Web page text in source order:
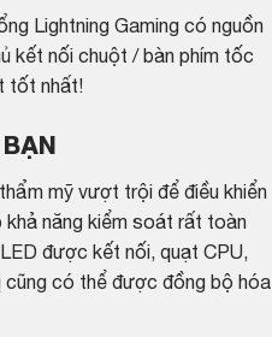
Lightning Gaming có nguồn
kết nối chuột / bàn phím tốc
tốt nhất!
mỹ vượt trội để điều khiển
khả năng kiểm soát rất toàn
được kết nối, quạt CPU,
cũng có thể được đồng bộ hóa